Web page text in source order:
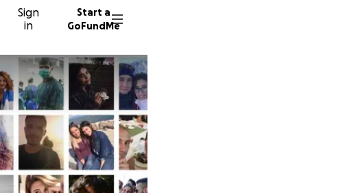
Sign
in
Start a
GoFundMe